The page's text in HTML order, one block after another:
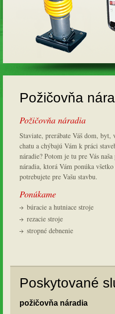
Požičovňa
Požičovňa náradia
Staviate, prerábate Váš dom, byt,
chatu a chýbajú Vám k práci
náradie? Potom je tu pre Vás
náradia, ktorá Vám ponúka
potrebujete pre Vašu stavbu.
Ponúkame
búracie a hutniace stroje
rezacie stroje
stropné debnenie
Poskytované
požičovňa náradia